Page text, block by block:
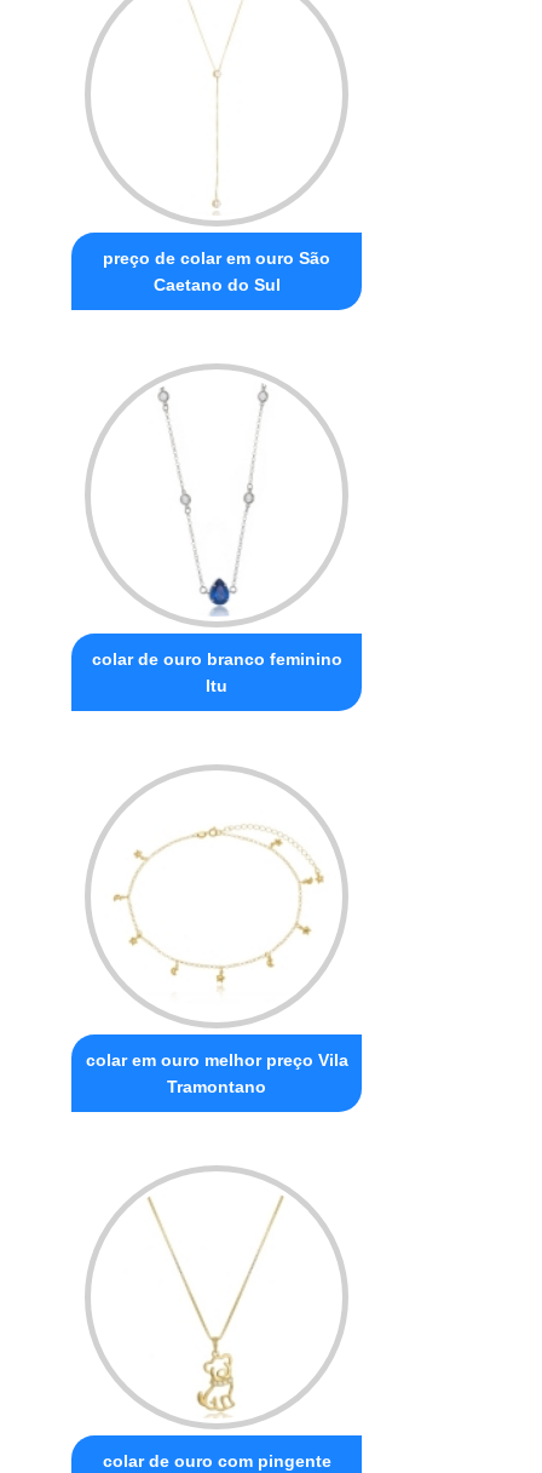
preço de colar em ouro São
Caetano do Sul
colar de ouro branco feminino
Itu
colar em ouro melhor preço Vila
Tramontano
colar de ouro com pingente